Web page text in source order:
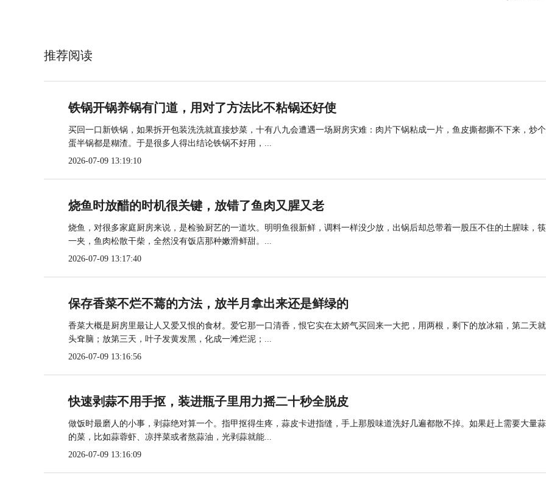
推荐阅读
铁锅开锅养锅有门道，用对了方法比不粘锅还好使
买回一口新铁锅，如果拆开包装洗洗就直接炒菜，十有八九会遭遇一场厨房灾难：肉片下锅粘成一片，鱼皮撕都撕不下来，炒
蛋半锅都是糊渣。于是很多人得出结论铁锅不好用，...
2026-07-09 13:19:10
烧鱼时放醋的时机很关键，放错了鱼肉又腥又老
烧鱼，对很多家庭厨房来说，是检验厨艺的一道坎。明明鱼很新鲜，调料一样没少放，出锅后却总带着一股压不住的土腥味，
一夹，鱼肉松散干柴，全然没有饭店那种嫩滑鲜甜。...
2026-07-09 13:17:40
保存香菜不烂不蔫的方法，放半月拿出来还是鲜绿的
香菜大概是厨房里最让人又爱又恨的食材。爱它那一口清香，恨它实在太娇气买回来一大把，用两根，剩下的放冰箱，第二天
头耷脑；放第三天，叶子发黄发黑，化成一滩烂泥；...
2026-07-09 13:16:56
快速剥蒜不用手抠，装进瓶子里用力摇二十秒全脱皮
做饭时最磨人的小事，剥蒜绝对算一个。指甲抠得生疼，蒜皮卡进指缝，手上那股味道洗好几遍都散不掉。如果赶上需要大量
的菜，比如蒜蓉虾、凉拌菜或者熬蒜油，光剥蒜就能...
2026-07-09 13:16:09